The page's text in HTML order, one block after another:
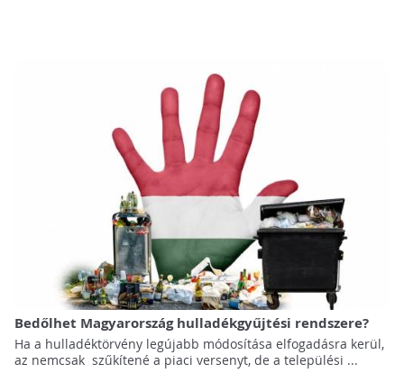
Bedőlhet Magyarország hulladékgyűjtési rendszere?
Ha a hulladéktörvény legújabb módosítása elfogadásra kerül,
az nemcsak szűkítené a piaci versenyt, de a települési ...